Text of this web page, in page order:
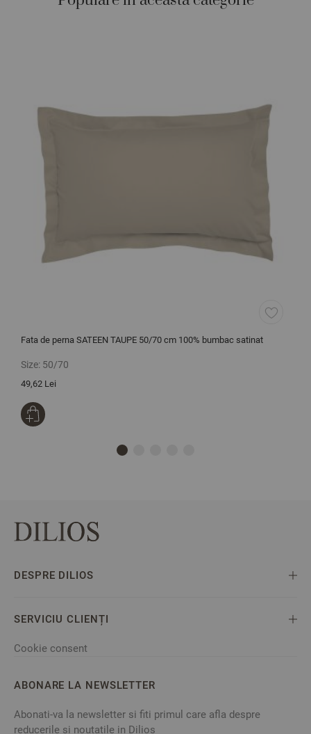
Fata de perna SATEEN TAUPE 50/70 cm 100% bumbac satinat
Size: 50/70
49,62 Lei
DESPRE DILIOS
SERVICIU CLIENȚI
Cookie consent
ABONARE LA NEWSLETTER
Abonati-va la newsletter si fiti primul care afla despre
reducerile si noutatile in Dilios